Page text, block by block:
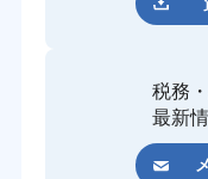
税務
最新